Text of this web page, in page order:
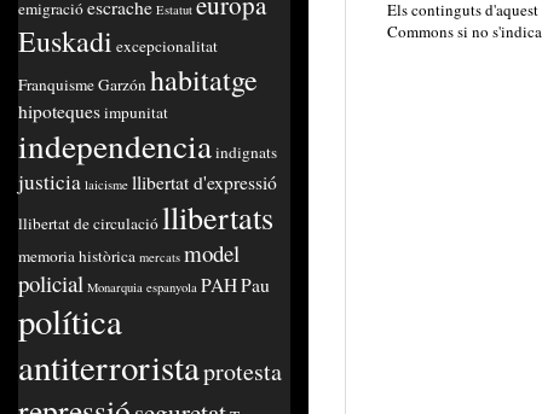
emigracióescrache Estatut
Euskadi excepcionalitat
FranquismeGarzónhabitatge
hipotequesimpunitat
independenciaindignats
justicia laicisme llibertat d'expressió
llibertat de circulacióllibertats
memoria històrica mercats model
policial Monarquia espanyola PAHPau
política
antiterroristaprotesta
Els continguts
Commonssi no